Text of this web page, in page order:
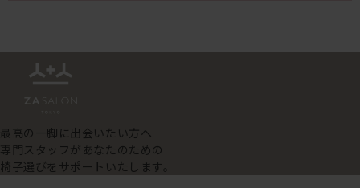
最高の一脚に出会いたい方へ
専門スタッフがあなたのための
椅子選びをサポートいたします。